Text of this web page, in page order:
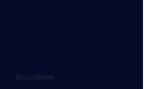
株式会社BANANA· All rights reserved